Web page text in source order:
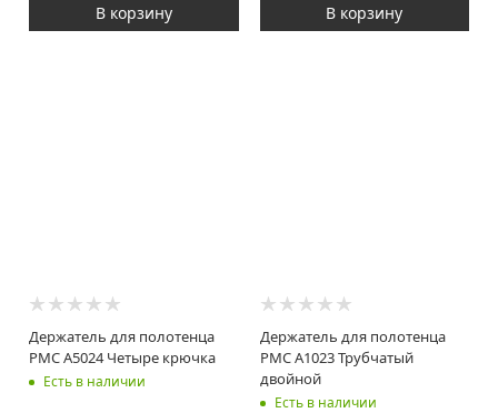
В корзину В корзину
Держатель для полотенца
РМС A5024 Четыре крючка
Есть в наличии
Держатель для полотенца
РМС A1023 Трубчатый
двойной
Есть в наличии